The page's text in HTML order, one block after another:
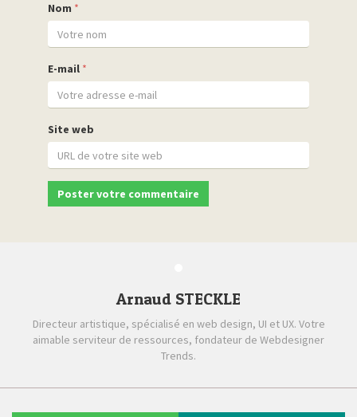
Nom *
E-mail *
Site web
Arnaud STECKLE
Directeur artistique, spécialisé en web design, UI et UX. Votre
aimable serviteur de ressources, fondateur de Webdesigner
Trends.